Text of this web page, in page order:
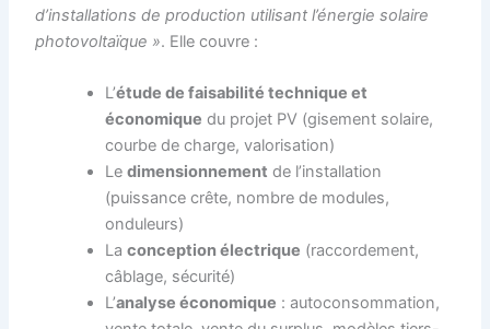
d’installations de production utilisant l’énergie solaire
photovoltaïque ». Elle couvre :
L’étude de faisabilité technique et
économique du projet PV (gisement solaire,
courbe de charge, valorisation)
Ledimensionnement de l’installation
(puissance crête, nombre de modules,
onduleurs)
Laconception électrique (raccordement,
câblage, sécurité)
L’analyse économique : autoconsommation,